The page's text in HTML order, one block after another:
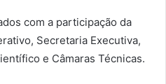
com a participação da
Secretaria Executiva,
e Câmaras Técnicas.